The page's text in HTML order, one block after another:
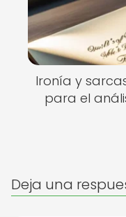
Ironía y
para el
Deja una